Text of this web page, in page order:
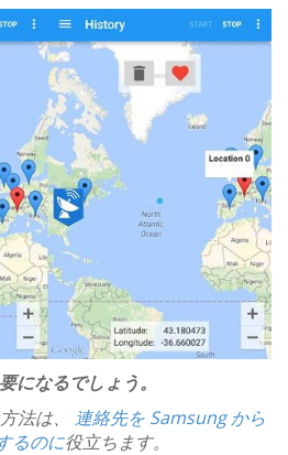
になるでしょう。
法は、 連絡先を Samsung から
るのに役立ちます。